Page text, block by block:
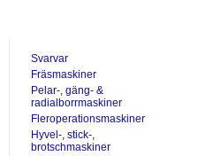
Svarvar
Fräsmaskiner
Pelar-, gäng- &
radialborrmaskiner
Fleroperationsmaskiner
Hyvel-, stick-,
brotschmaskiner